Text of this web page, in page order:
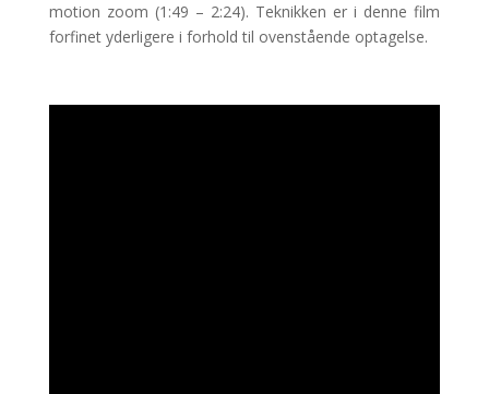
motion zoom (1:49 – 2:24). Teknikken er i denne film
forfinet yderligere i forhold til ovenstående optagelse.